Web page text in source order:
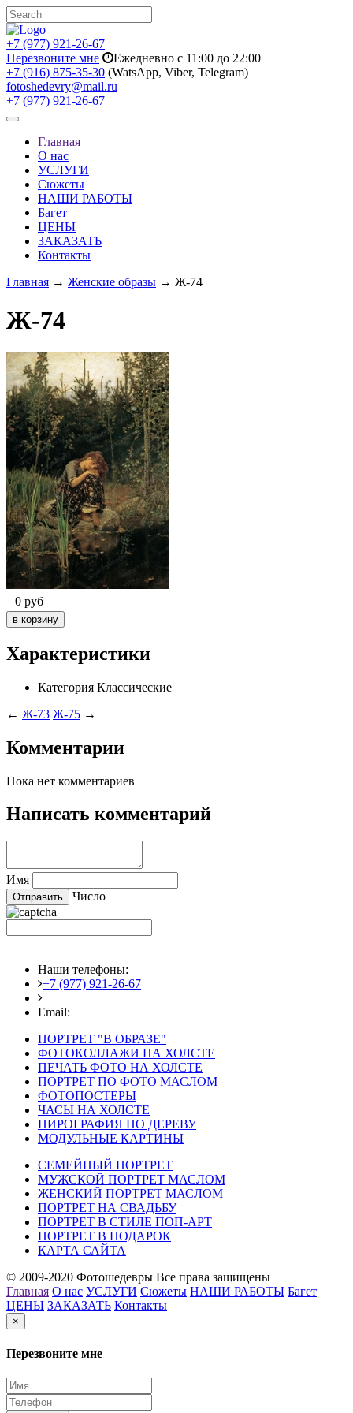
+7 (977) 921-26-67
Перезвоните мне
Ежедневно с 11:00 до 22:00
+7 (916) 875-35-30 (WatsApp, Viber, Telegram)
fotoshedevry@mail.ru
+7 (977) 921-26-67
Toggle
navigationГлавная
О нас
УСЛУГИ
Сюжеты
НАШИ РАБОТЫ
Багет
ЦЕНЫ
ЗАКАЗАТЬ
Контакты
Главная → Женские образы → Ж-74
Ж-74
0 руб
Характеристики
Категория Классические
← Ж-73 Ж-75 →
Комментарии
Пока нет комментариев
Написать комментарий
Имя
Число
Наши телефоны:
+7 (977) 921-26-67
Email:
ПОРТРЕТ "В ОБРАЗЕ"
ФОТОКОЛЛАЖИ НА ХОЛСТЕ
ПЕЧАТЬ ФОТО НА ХОЛСТЕ
ПОРТРЕТ ПО ФОТО МАСЛОМ
ФОТОПОСТЕРЫ
ЧАСЫ НА ХОЛСТЕ
ПИРОГРАФИЯ ПО ДЕРЕВУ
МОДУЛЬНЫЕ КАРТИНЫ
СЕМЕЙНЫЙ ПОРТРЕТ
МУЖСКОЙ ПОРТРЕТ МАСЛОМ
ЖЕНСКИЙ ПОРТРЕТ МАСЛОМ
ПОРТРЕТ НА СВАДЬБУ
ПОРТРЕТ В СТИЛЕ ПОП-АРТ
ПОРТРЕТ В ПОДАРОК
КАРТА САЙТА
© 2009-2020 Фотошедевры Все права защищены
Главная О нас УСЛУГИ Сюжеты НАШИ РАБОТЫ Багет
ЦЕНЫ ЗАКАЗАТЬ Контакты
×
Перезвоните мне